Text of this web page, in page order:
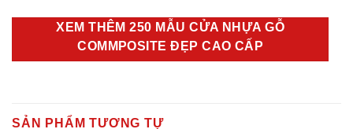
XEM THÊM 250 MẪU CỬA NHỰA GỖ
COMMPOSITE ĐẸP CAO CẤP
SẢN PHẨM TƯƠNG TỰ